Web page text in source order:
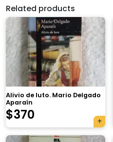
Related products
Alivio de luto. Mario Delgado
Aparaín
$370